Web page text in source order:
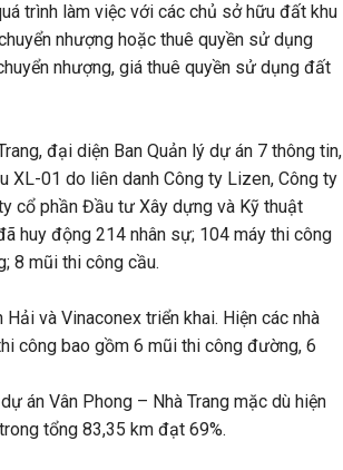
trình làm việc với các chủ sở hữu đất khu
nhượng hoặc thuê quyền sử dụng
nhượng, giá thuê quyền sử dụng đất
đại diện Ban Quản lý dự án 7 thông tin,
XL-01 do liên danh Công ty Lizen, Công ty
cổ phần Đầu tư Xây dựng và Kỹ thuật
huy động 214 nhân sự; 104 máy thi công
8 mũi thi công cầu.
và Vinaconex triển khai. Hiện các nhà
công bao gồm 6 mũi thi công đường, 6
án Vân Phong – Nhà Trang mặc dù hiện
tổng 83,35 km đạt 69%.